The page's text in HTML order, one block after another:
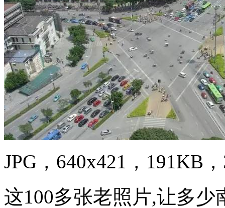
JPG，640x421，191KB
这100多张老照片,让多少